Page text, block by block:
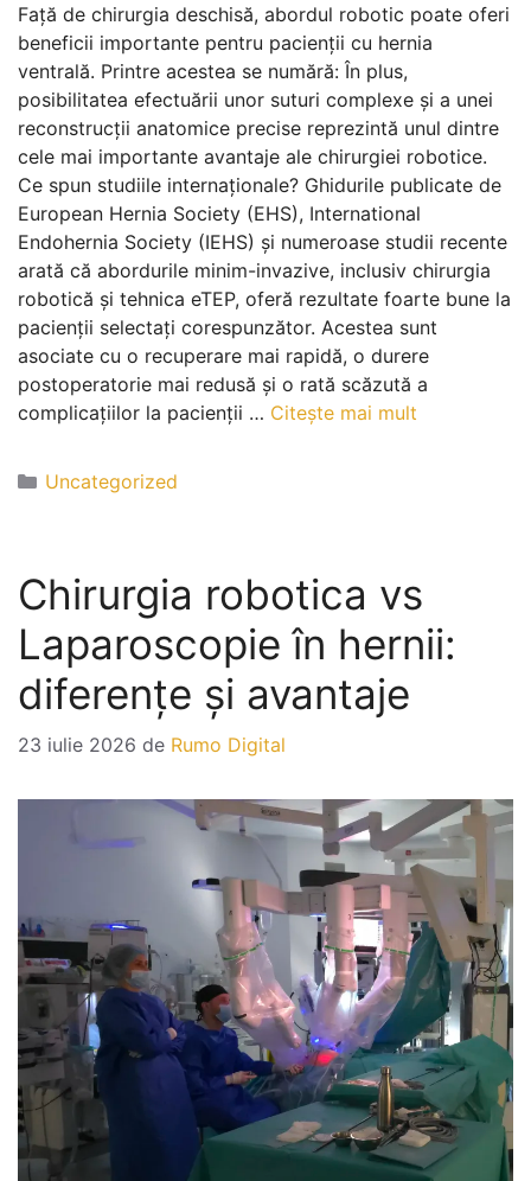
Față de chirurgia deschisă, abordul robotic poate oferi
beneficii importante pentru pacienții cu hernia
ventrală. Printre acestea se numără: În plus,
posibilitatea efectuării unor suturi complexe și a unei
reconstrucții anatomice precise reprezintă unul dintre
cele mai importante avantaje ale chirurgiei robotice.
Ce spun studiile internaționale? Ghidurile publicate de
European Hernia Society (EHS), International
Endohernia Society (IEHS) și numeroase studii recente
arată că abordurile minim-invazive, inclusiv chirurgia
robotică și tehnica eTEP, oferă rezultate foarte bune la
pacienții selectați corespunzător. Acestea sunt
asociate cu o recuperare mai rapidă, o durere
postoperatorie mai redusă și o rată scăzută a
complicațiilor la pacienții … Citește mai mult
Uncategorized
Chirurgia robotica vs
Laparoscopie în hernii:
diferențe și avantaje
23 iulie 2026 de Rumo Digital